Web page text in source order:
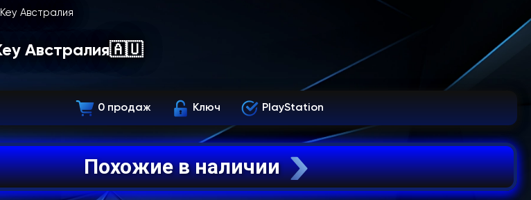
Австралия
Австралия🇦🇺
0 продаж Ключ PlayStation
Похожие в наличии